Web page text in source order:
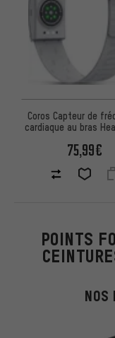
Coros Capteur de
cardiaque au bras
75,99€
POINTS
NOS